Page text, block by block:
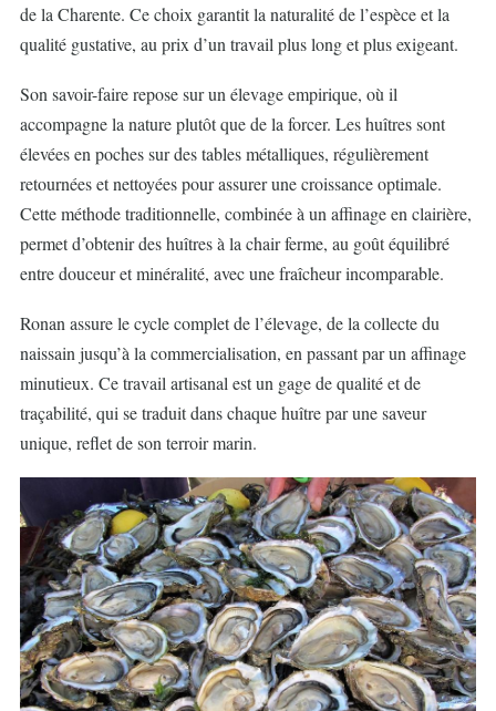
de la Charente. Ce choix garantit la naturalité de l’espèce et la
qualité gustative, au prix d’un travail plus long et plus exigeant.
Son savoir-faire repose sur un élevage empirique, où il
accompagne la nature plutôt que de la forcer. Les huîtres sont
élevées en poches sur des tables métalliques, régulièrement
retournées et nettoyées pour assurer une croissance optimale.
Cette méthode traditionnelle, combinée à un affinage en clairière,
permet d’obtenir des huîtres à la chair ferme, au goût équilibré
entre douceur et minéralité, avec une fraîcheur incomparable.
Ronan assure le cycle complet de l’élevage, de la collecte du
naissain jusqu’à la commercialisation, en passant par un affinage
minutieux. Ce travail artisanal est un gage de qualité et de
traçabilité, qui se traduit dans chaque huître par une saveur
unique, reflet de son terroir marin.